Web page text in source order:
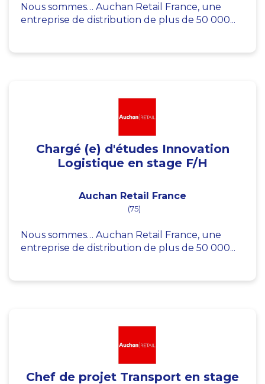
Nous sommes… Auchan Retail France, une
entreprise de distribution de plus de 50 000...
Chargé (e) d'études Innovation
Logistique en stage F/H
Auchan Retail France
(75)
Nous sommes… Auchan Retail France, une
entreprise de distribution de plus de 50 000...
Chef de projet Transport en stage